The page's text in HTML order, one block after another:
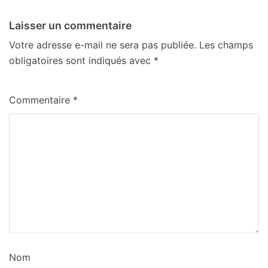
Laisser un commentaire
Votre adresse e-mail ne sera pas publiée. Les champs
obligatoires sont indiqués avec *
Commentaire *
Nom